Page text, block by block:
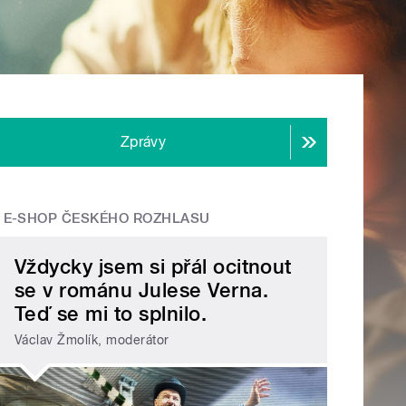
Zprávy
E-SHOP ČESKÉHO ROZHLASU
Vždycky jsem si přál ocitnout
se v románu Julese Verna.
Teď se mi to splnilo.
Václav Žmolík, moderátor